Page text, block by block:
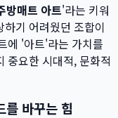
방매트 아트'라는 키워
기 어려웠던 조합이
에 '아트'라는 가치를
중요한 시대적, 문화적
를 바꾸는 힘